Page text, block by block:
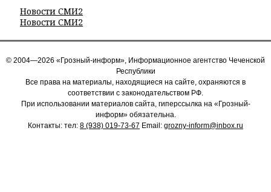
Новости СМИ2
Новости СМИ2
© 2004—2026 «Грозный-информ», Информационное агентство Чеченской
Республики
Все права на материалы, находящиеся на сайте, охраняются в
соответствии с законодательством РФ.
При использовании материалов сайта, гиперссылка на «Грозный-
информ» обязательна.
Контакты: тел: 8 (938) 019-73-67 Email: grozny-inform@inbox.ru